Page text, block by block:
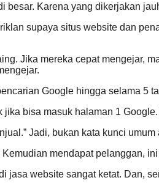
besar. Karena yang dikerjakan
supaya situs website dan
Jika mereka cepat mengejar,
Google hingga selama 5
bisa masuk halaman 1
Jadi, bukan kata kunci
mendapat pelanggan,
jasa website sangat ketat. Dan,